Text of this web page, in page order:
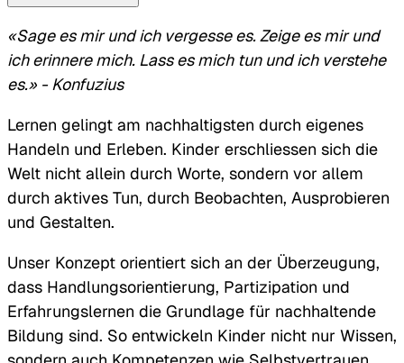
«Sage es mir und ich vergesse es. Zeige es mir und
ich erinnere mich. Lass es mich tun und ich verstehe
es.» - Konfuzius
Lernen gelingt am nachhaltigsten durch eigenes
Handeln und Erleben. Kinder erschliessen sich die
Welt nicht allein durch Worte, sondern vor allem
durch aktives Tun, durch Beobachten, Ausprobieren
und Gestalten.
Unser Konzept orientiert sich an der Überzeugung,
dass Handlungsorientierung, Partizipation und
Erfahrungslernen die Grundlage für nachhaltende
Bildung sind. So entwickeln Kinder nicht nur Wissen,